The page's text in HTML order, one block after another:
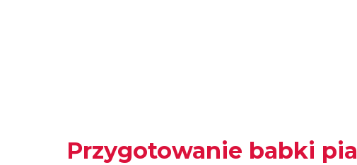
Przygotowanie babki